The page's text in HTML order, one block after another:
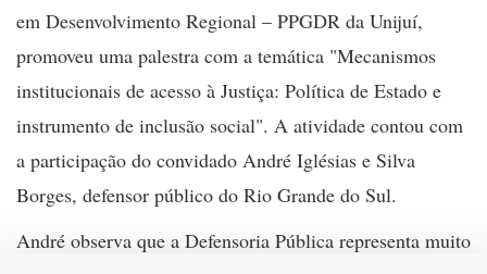
em Desenvolvimento Regional – PPGDR da Unijuí,
promoveu uma palestra com a temática "Mecanismos
institucionais de acesso à Justiça: Política de Estado e
instrumento de inclusão social". A atividade contou com
a participação do convidado André Iglésias e Silva
Borges, defensor público do Rio Grande do Sul.
André observa que a Defensoria Pública representa muito